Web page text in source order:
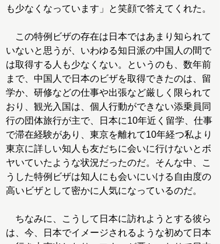
も少なくなっています」と笑顔で答えてくれた。
この特例ビザの存在は日本ではあまり知られて
いないと思うが、いわゆる知日派の中国人の間で
は取得する人も少なくない。というのも、数年前
まで、中国人で日本のビザを取得できたのは、留
学か、研修などの仕事や出張など厳しく限られて
おり、観光入国は、個人行動ができない添乗員同
行の団体旅行が主で、日本に10年近く留学、仕事
で滞在経験があり、東京を離れて10年経つ私より
東京に詳しい知人も友だちに会いに行けないとボ
ヤいていたような状況だったのだ。そんな中、こ
うした特例ビザは知人にも会いにいける自由度の
高いビザとして密かに人気になっているのだ。
ちなみに、こうして日本に訪れようとする彼ら
は、今、日本でイメージされるような初めて日本